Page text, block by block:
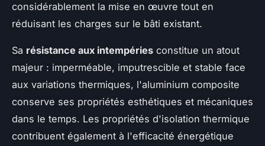
considérablement la mise en œuvre tout en
réduisant les charges sur le bâti existant.
Sa résistance aux intempéries constitue un atout
majeur : imperméable, imputrescible et stable face
aux variations thermiques, l'aluminium composite
conserve ses propriétés esthétiques et mécaniques
dans le temps. Les propriétés d'isolation thermique
contribuent également à l'efficacité énergétique